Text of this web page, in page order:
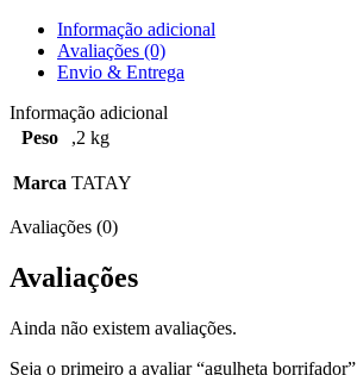
Informação adicional
Avaliações (0)
Envio & Entrega
Informação adicional
Peso
,2 kg
Marca TATAY
Avaliações (0)
Avaliações
Ainda não existem avaliações.
Seja o primeiro a avaliar “agulheta borrifador”